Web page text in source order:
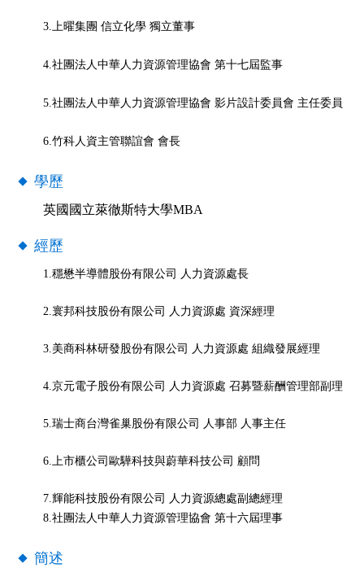
3.上曜集團 信立化學 獨立董事
4.社團法人中華人力資源管理協會 第十七屆監事
5.社團法人中華人力資源管理協會 影片設計委員會 主任委員
6.竹科人資主管聯誼會 會長
學歷
英國國立萊徹斯特大學MBA
經歷
1.穩懋半導體股份有限公司 人力資源處長
2.寰邦科技股份有限公司 人力資源處 資深經理
3.美商科林研發股份有限公司 人力資源處 組織發展經理
4.京元電子股份有限公司 人力資源處 召募暨薪酬管理部副理
5.瑞士商台灣雀巢股份有限公司 人事部 人事主任
6.上市櫃公司歐驊科技與蔚華科技公司 顧問
7.輝能科技股份有限公司 人力資源總處副總經理
8.社團法人中華人力資源管理協會 第十六屆理事
簡述